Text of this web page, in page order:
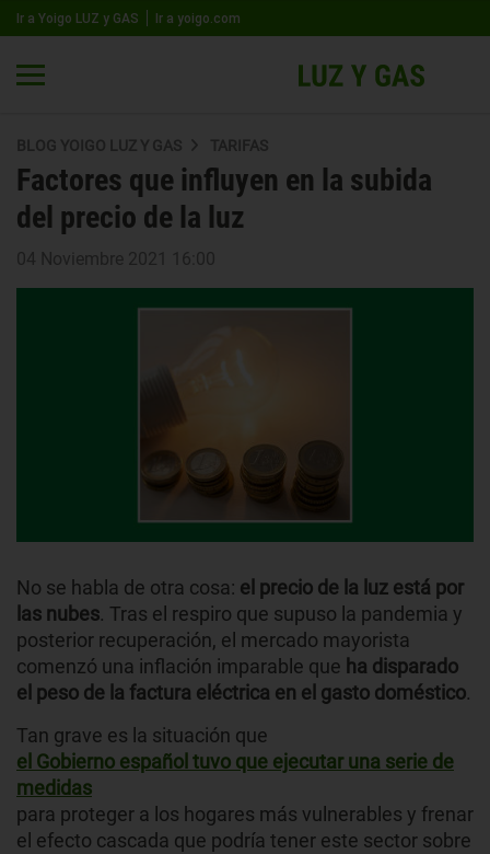
Ir a Yoigo LUZ y GAS Ir a yoigo.com
BLOG YOIGO LUZ Y GAS TARIFAS
Factores que influyen en la subida
del precio de la luz
04 Noviembre 2021 16:00
No se habla de otra cosa: el precio de la luz está por
las nubes. Tras el respiro que supuso la pandemia y
posterior recuperación, el mercado mayorista
comenzó una inflación imparable que ha disparado
el peso de la factura eléctrica en el gasto doméstico.
Tan grave es la situación que
el Gobierno español tuvo que ejecutar una serie de
medidas
para proteger a los hogares más vulnerables y frenar
el efecto cascada que podría tener este sector sobre